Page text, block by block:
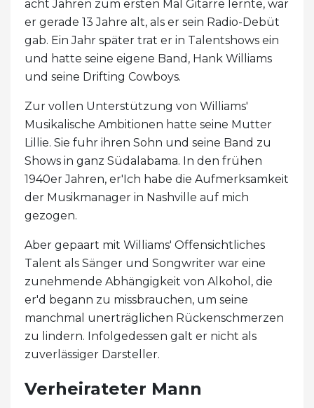
acht Jahren zum ersten Mal Gitarre lernte, war
er gerade 13 Jahre alt, als er sein Radio-Debüt
gab. Ein Jahr später trat er in Talentshows ein
und hatte seine eigene Band, Hank Williams
und seine Drifting Cowboys.
Zur vollen Unterstützung von Williams'
Musikalische Ambitionen hatte seine Mutter
Lillie. Sie fuhr ihren Sohn und seine Band zu
Shows in ganz Südalabama. In den frühen
1940er Jahren, er'Ich habe die Aufmerksamkeit
der Musikmanager in Nashville auf mich
gezogen.
Aber gepaart mit Williams' Offensichtliches
Talent als Sänger und Songwriter war eine
zunehmende Abhängigkeit von Alkohol, die
er'd begann zu missbrauchen, um seine
manchmal unerträglichen Rückenschmerzen
zu lindern. Infolgedessen galt er nicht als
zuverlässiger Darsteller.
Verheirateter Mann